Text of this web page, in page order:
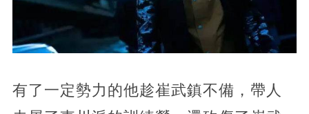
有了一定勢力的他趁崔武鎮不備，帶人